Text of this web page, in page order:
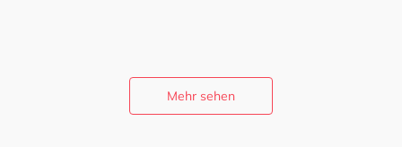
Mehr sehen